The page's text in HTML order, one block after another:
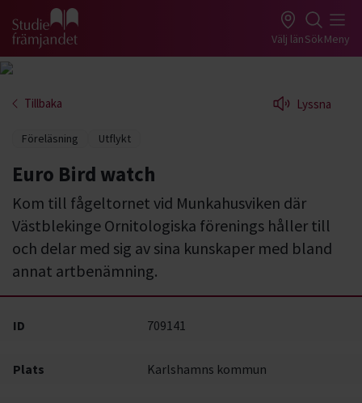
Gå till studiefrämjandets startsida Välj länSökMeny
Tillbaka Lyssna
Föreläsning Utflykt
Euro Bird watch
Kom till fågeltornet vid Munkahusviken där
Västblekinge Ornitologiska förenings håller till
och delar med sig av sina kunskaper med bland
annat artbenämning.
ID 709141
Plats Karlshamns kommun